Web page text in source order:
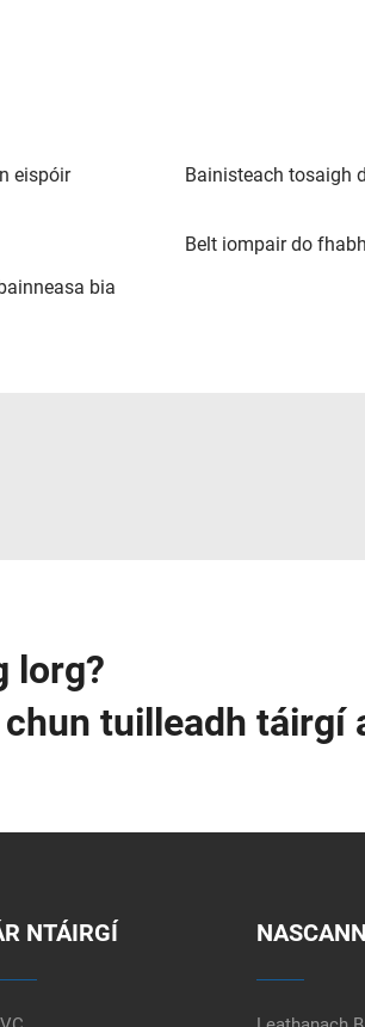
eispóir
Bainisteach tosaigh
Belt iompair do
bia
lorg?
tuilleadh táirgí
NTÁIRGÍ